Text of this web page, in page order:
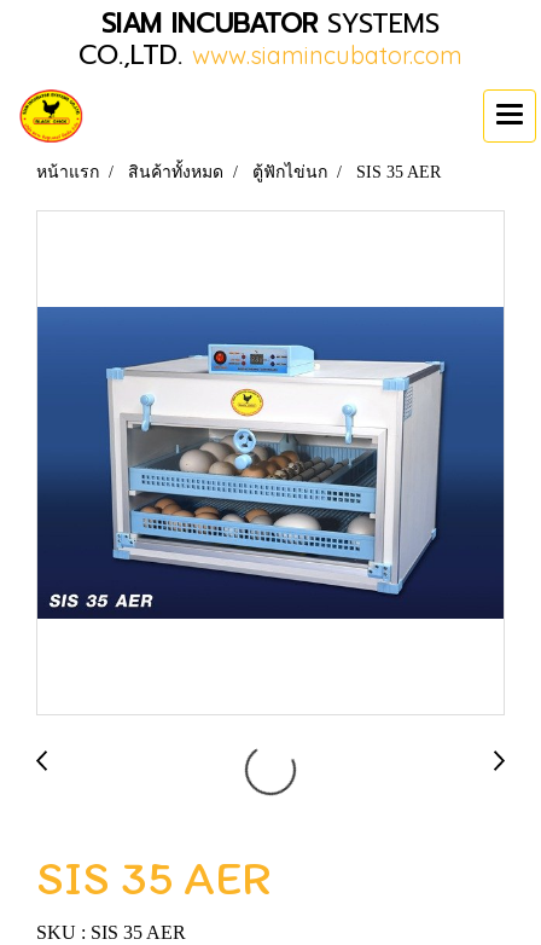
SIAM INCUBATORSYSTEMS
CO.,LTD. www.siamincubator.com
หน้าแรก สินค้าทั้งหมด ตู้ฟักไข่นก SIS 35 AER
SIS 35 AER
SKU : SIS 35 AER